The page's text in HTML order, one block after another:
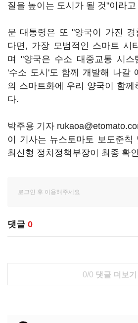
질을 높이는 도시가 될 것"이라
문 대통령은 또 "양국이 가진
다면, 가장 모범적인 스마트 시
며 "양국은 수소 대중교통 시스
'수소 도시'도 함께 개발해 나갈
의 스마트화에 우리 양국이 함께
다.
박주용 기자
이 기사는 뉴스토마토 보도준칙
최신형 정치정책부장이 최종 확
댓글 0
0/0 댓글 더보기